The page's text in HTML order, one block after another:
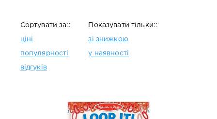
Сортувати за::
ціні
популярності
відгуків
Показувати тільки::
зі знижкою
у наявності